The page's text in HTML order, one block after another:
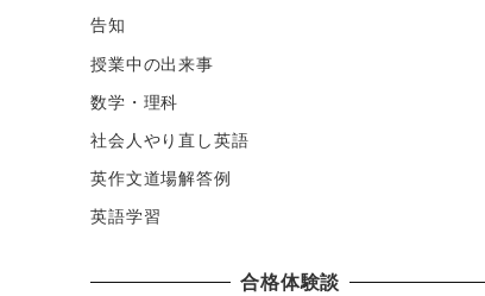
告知
授業中の出来事
数学・理科
社会人やり直し英語
英作文道場解答例
英語学習
合格体験談